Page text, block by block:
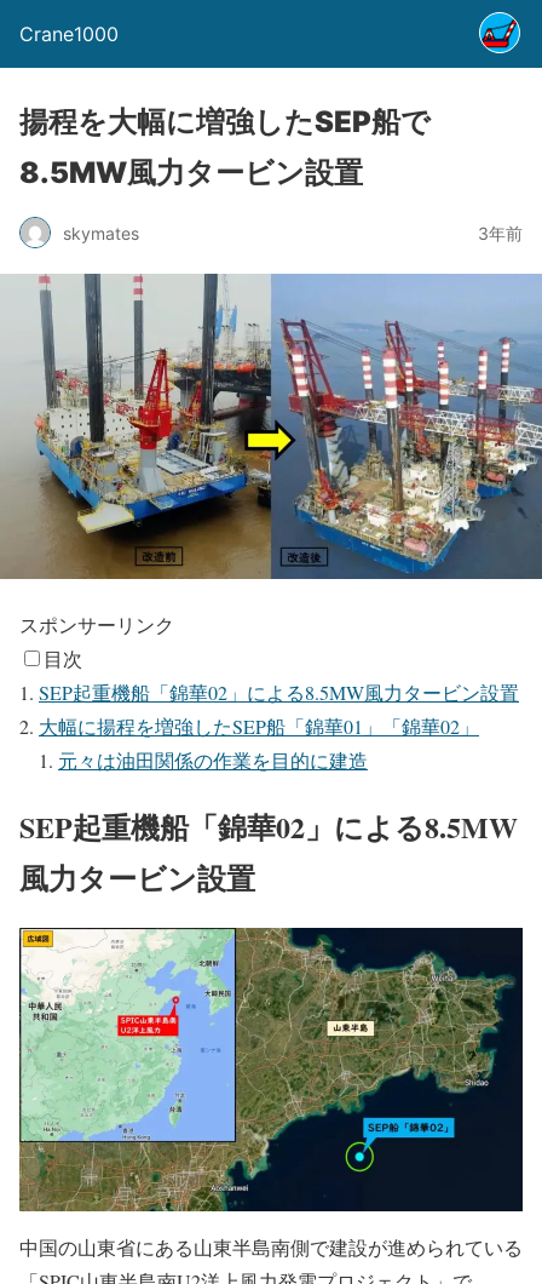
Crane1000
揚程を大幅に増強したSEP船で
8.5MW風力タービン設置
skymates 3年前
スポンサーリンク
目次
大幅に揚程を増強したSEP船「錦華01」「錦華02」
元々は油田関係の作業を目的に建造
SEP起重機船「錦華02」による8.5MW
風力タービン設置